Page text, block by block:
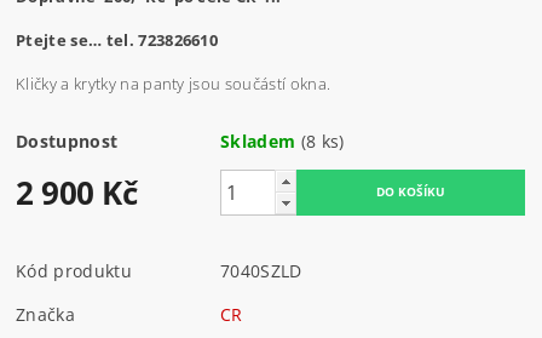
Ptejte se… tel. 723826610
Kličky a krytky na panty jsou součástí okna.
Dostupnost Skladem (8 ks)
2 900 Kč
Kód produktu
7040SZLD
Značka
CR